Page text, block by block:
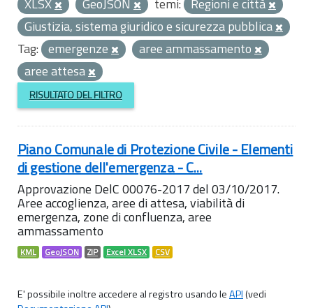
XLSX
GeoJSON temi: Regioni e città
Giustizia, sistema giuridico e sicurezza pubblica
Tag: emergenze
aree ammassamento
aree attesa
RISULTATO DEL FILTRO
Piano Comunale di Protezione Civile - Elementi
di gestione dell'emergenza - C...
Approvazione DelC 00076-2017 del 03/10/2017.
Aree accoglienza, aree di attesa, viabilità di
emergenza, zone di confluenza, aree
ammassamento
KML GeoJSON ZIP Excel XLSX CSV
E' possibile inoltre accedere al registro usando leAPI(vedi